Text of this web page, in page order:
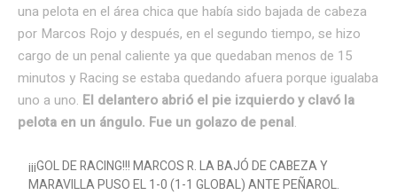
una pelota en el área chica que había sido bajada de cabeza
por Marcos Rojo y después, en el segundo tiempo, se hizo
cargo de un penal caliente ya que quedaban menos de 15
minutos y Racing se estaba quedando afuera porque igualaba
uno a uno. El delantero abrió el pie izquierdo y clavó la
pelota en un ángulo. Fue un golazo de penal.
¡¡¡GOL DE RACING!!! MARCOS R. LA BAJÓ DE CABEZA Y
MARAVILLA PUSO EL 1-0 (1-1 GLOBAL) ANTE PEÑAROL.